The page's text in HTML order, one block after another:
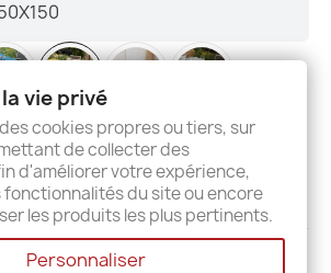
AU PANIER
Details Avis
vie privé
cookies propres ou tiers, sur
de collecter des
d'améliorer votre expérience,
du site ou encore
les produits les plus pertinents.
Personnaliser